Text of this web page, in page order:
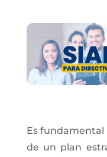
Es
de un plan